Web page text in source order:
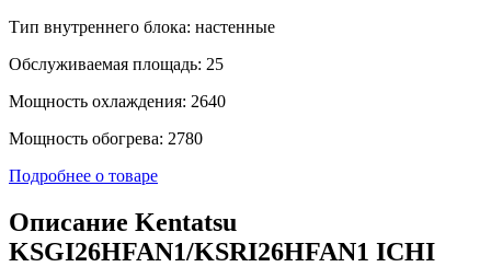
Тип внутреннего блока: настенные
Обслуживаемая площадь: 25
Мощность охлаждения: 2640
Мощность обогрева: 2780
Подробнее о товаре
Описание Kentatsu
KSGI26HFAN1/KSRI26HFAN1 ICHI